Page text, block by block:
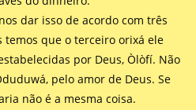
dar isso de acordo com três
temos que o terceiro orixá ele
por Deus, Òlòfí. Não
pelo amor de Deus. Se
não é a mesma coisa.